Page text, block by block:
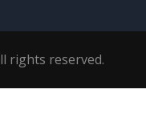
rights reserved.